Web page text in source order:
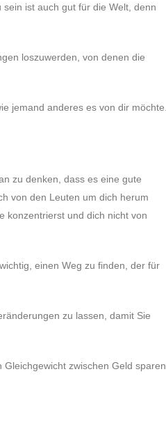
ist auch gut für die Welt, denn
loszuwerden, von denen die
jemand anderes es von dir möchte.
zu denken, dass es eine gute
von den Leuten um dich herum
konzentrierst und dich nicht von
einen Weg zu finden, der für
zu lassen, damit Sie
zwischen Geld sparen